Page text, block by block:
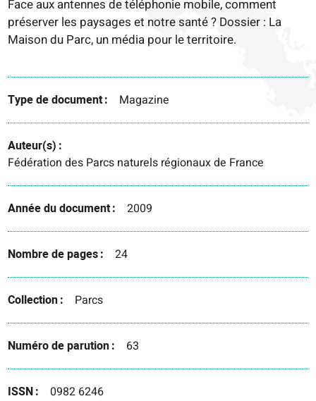
Face aux antennes de téléphonie mobile, comment
préserver les paysages et notre santé ? Dossier : La
Maison du Parc, un média pour le territoire.
Type de document Magazine
Auteur(s)
Fédération des Parcs naturels régionaux de France
Année du document 2009
Nombre de pages 24
Collection Parcs
Numéro de parution 63
ISSN 0982 6246